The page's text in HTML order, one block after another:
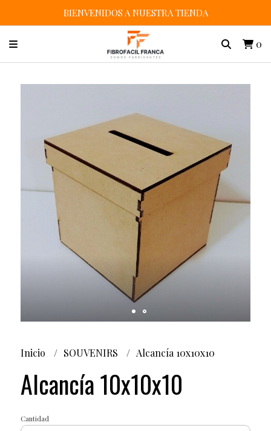
BIENVENIDOS A NUESTRA TIENDA
0
Inicio SOUVENIRS Alcancía 10x10x10
Alcancía 10x10x10
Cantidad